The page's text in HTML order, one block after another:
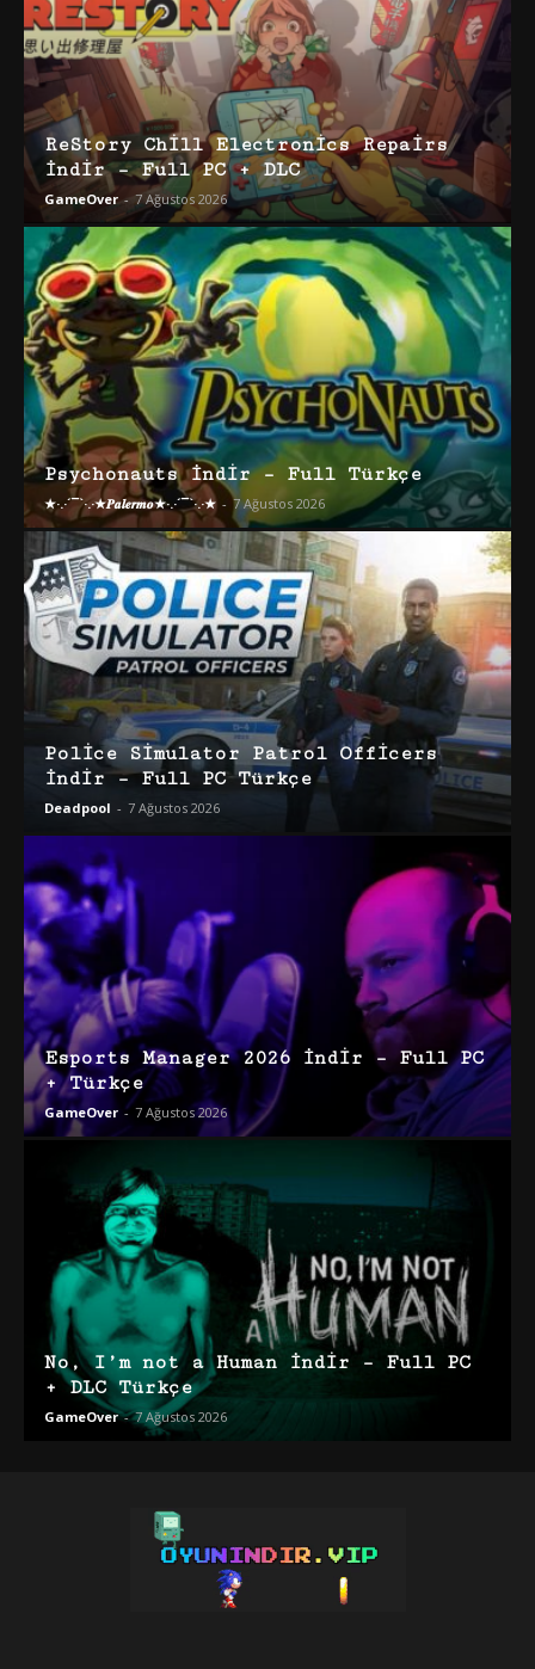
ReStory Chill Electronics Repairs
İndir – Full PC + DLC
GameOver - 7 Ağustos 2026
Psychonauts İndir – Full Türkçe
★·.·´¯`·.·★𝑷𝒂𝒍𝒆𝒓𝒎𝒐★·.·´¯`·.·★ - 7 Ağustos 2026
Police Simulator Patrol Officers
İndir – Full PC Türkçe
Deadpool - 7 Ağustos 2026
Esports Manager 2026 İndir – Full PC
+ Türkçe
GameOver - 7 Ağustos 2026
No, I’m not a Human İndir – Full PC
+ DLC Türkçe
GameOver - 7 Ağustos 2026